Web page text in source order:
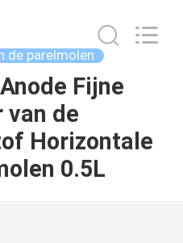
de parelmolen
Fijne
van de
Horizontale
0.5L